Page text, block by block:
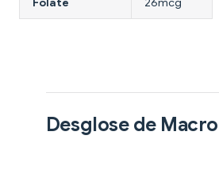
Desglose de